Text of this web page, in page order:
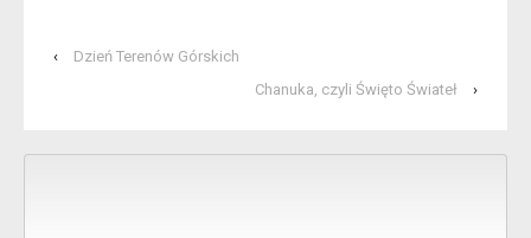
‹
Dzień Terenów Górskich
Chanuka, czyli Święto Świateł
›